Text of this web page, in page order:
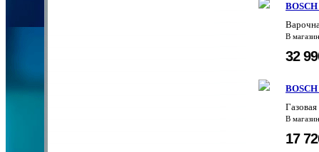
В
32
В
17